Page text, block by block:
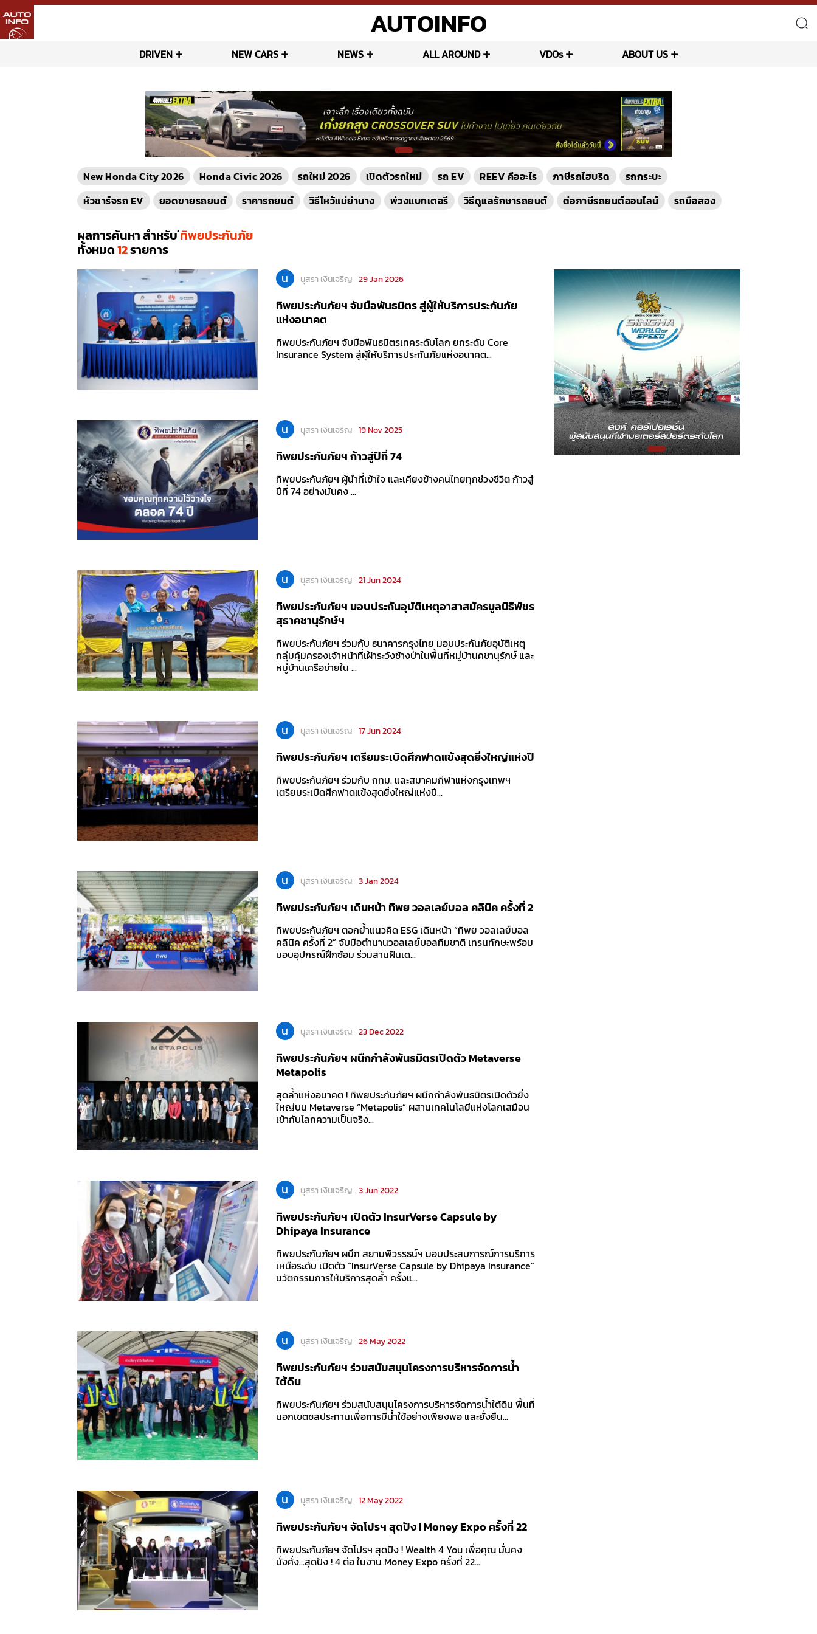
AUTOINFO
DRIVEN NEW CARS NEWS ALL AROUND VDOs ABOUT US
New Honda City 2026 Honda Civic 2026 รถใหม่ 2026 เปิดตัวรถใหม่ รถ EV REEV คืออะไร ภาษีรถไฮบริด
รถกระบะ
หัวชาร์จรถ EV
ยอดขายรถยนต์ ราคารถยนต์ วิธีไหว้แม่ย่านาง พ่วงแบทเตอรี วิธีดูแลรักษารถยนต์ ต่อภาษีรถยนต์ออนไลน์ รถมือสอง
ผลการค้นหา สำหรับ่ทิพยประกันภัย
ทั้งหมด12รายการ
น นุสรา เงินเจริญ 29 Jan 2026
ทิพยประกันภัยฯ จับมือพันธมิตร สู่ผู้ให้บริการประกันภัย
แห่งอนาคต
ทิพยประกันภัยฯ จับมือพันธมิตรเทคระดับโลก ยกระดับ Core
Insurance System สู่ผู้ให้บริการประกันภัยแห่งอนาคต...
น นุสรา เงินเจริญ 19 Nov 2025
ทิพยประกันภัยฯ ก้าวสู่ปีที่ 74
ทิพยประกันภัยฯ ผู้นำที่เข้าใจ และเคียงข้างคนไทยทุกช่วงชีวิต ก้าวสู่
ปีที่ 74 อย่างมั่นคง ...
น นุสรา เงินเจริญ 21 Jun 2024
ทิพยประกันภัยฯ มอบประกันอุบัติเหตุอาสาสมัครมูลนิธิพัชร
สุธาคชานุรักษ์ฯ
ทิพยประกันภัยฯ ร่วมกับ ธนาคารกรุงไทย มอบประกันภัยอุบัติเหตุ
กลุ่มคุ้มครองเจ้าหน้าที่เฝ้าระวังช้างป่าในพื้นที่หมู่บ้านคชานุรักษ์ และ
หมู่บ้านเครือข่ายใน ...
น นุสรา เงินเจริญ 17 Jun 2024
ทิพยประกันภัยฯ เตรียมระเบิดศึกฟาดแข้งสุดยิ่งใหญ่แห่งปี
ทิพยประกันภัยฯ ร่วมกับ กทม. และสมาคมกีฬาแห่งกรุงเทพฯ
เตรียมระเบิดศึกฟาดแข้งสุดยิ่งใหญ่แห่งปี...
น นุสรา เงินเจริญ 3 Jan 2024
ทิพยประกันภัยฯ เดินหน้า ทิพย วอลเลย์บอล คลินิค ครั้งที่ 2
ทิพยประกันภัยฯ ตอกย้ำแนวคิด ESG เดินหน้า “ทิพย วอลเลย์บอล
คลินิค ครั้งที่ 2” จับมือตำนานวอลเลย์บอลทีมชาติ เทรนทักษะพร้อม
มอบอุปกรณ์ฝึกซ้อม ร่วมสานฝันเด...
น นุสรา เงินเจริญ 23 Dec 2022
ทิพยประกันภัยฯ ผนึกกำลังพันธมิตรเปิดตัว Metaverse
Metapolis
สุดล้ำแห่งอนาคต ! ทิพยประกันภัยฯ ผนึกกำลังพันธมิตรเปิดตัวยิ่ง
ใหญ่บน Metaverse “Metapolis” ผสานเทคโนโลยีแห่งโลกเสมือน
เข้ากับโลกความเป็นจริง...
น นุสรา เงินเจริญ 3 Jun 2022
ทิพยประกันภัยฯ เปิดตัว InsurVerse Capsule by
Dhipaya Insurance
ทิพยประกันภัยฯ ผนึก สยามพิวรรธน์ฯ มอบประสบการณ์การบริการ
เหนือระดับ เปิดตัว “InsurVerse Capsule by Dhipaya Insurance”
นวัตกรรมการให้บริการสุดล้ำ ครั้งแ...
น นุสรา เงินเจริญ 26 May 2022
ทิพยประกันภัยฯ ร่วมสนับสนุนโครงการบริหารจัดการน้ำ
ใต้ดิน
ทิพยประกันภัยฯ ร่วมสนับสนุนโครงการบริหารจัดการน้ำใต้ดิน พื้นที่
นอกเขตชลประทานเพื่อการมีน้ำใช้อย่างเพียงพอ และยั่งยืน...
น นุสรา เงินเจริญ 12 May 2022
ทิพยประกันภัยฯ จัดโปรฯ สุดปัง ! Money Expo ครั้งที่ 22
ทิพยประกันภัยฯ จัดโปรฯ สุดปัง ! Wealth 4 You เพื่อคุณ มั่นคง
มั่งคั่ง...สุดปัง ! 4 ต่อ ในงาน Money Expo ครั้งที่ 22...